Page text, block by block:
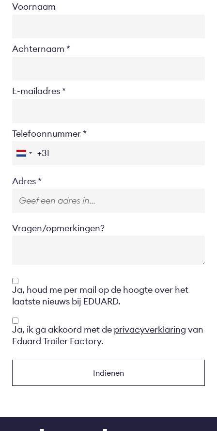
Voornaam
Achternaam
E-mailadres
Telefoonnummer
Location
Adres
Vragen/opmerkingen?
Opt-
in
Ja, houd me per mail op de hoogte over het
laatste nieuws bij EDUARD.
Privacyverklaring
Ja, ik ga akkoord met de privacyverklaring van
Eduard Trailer Factory.